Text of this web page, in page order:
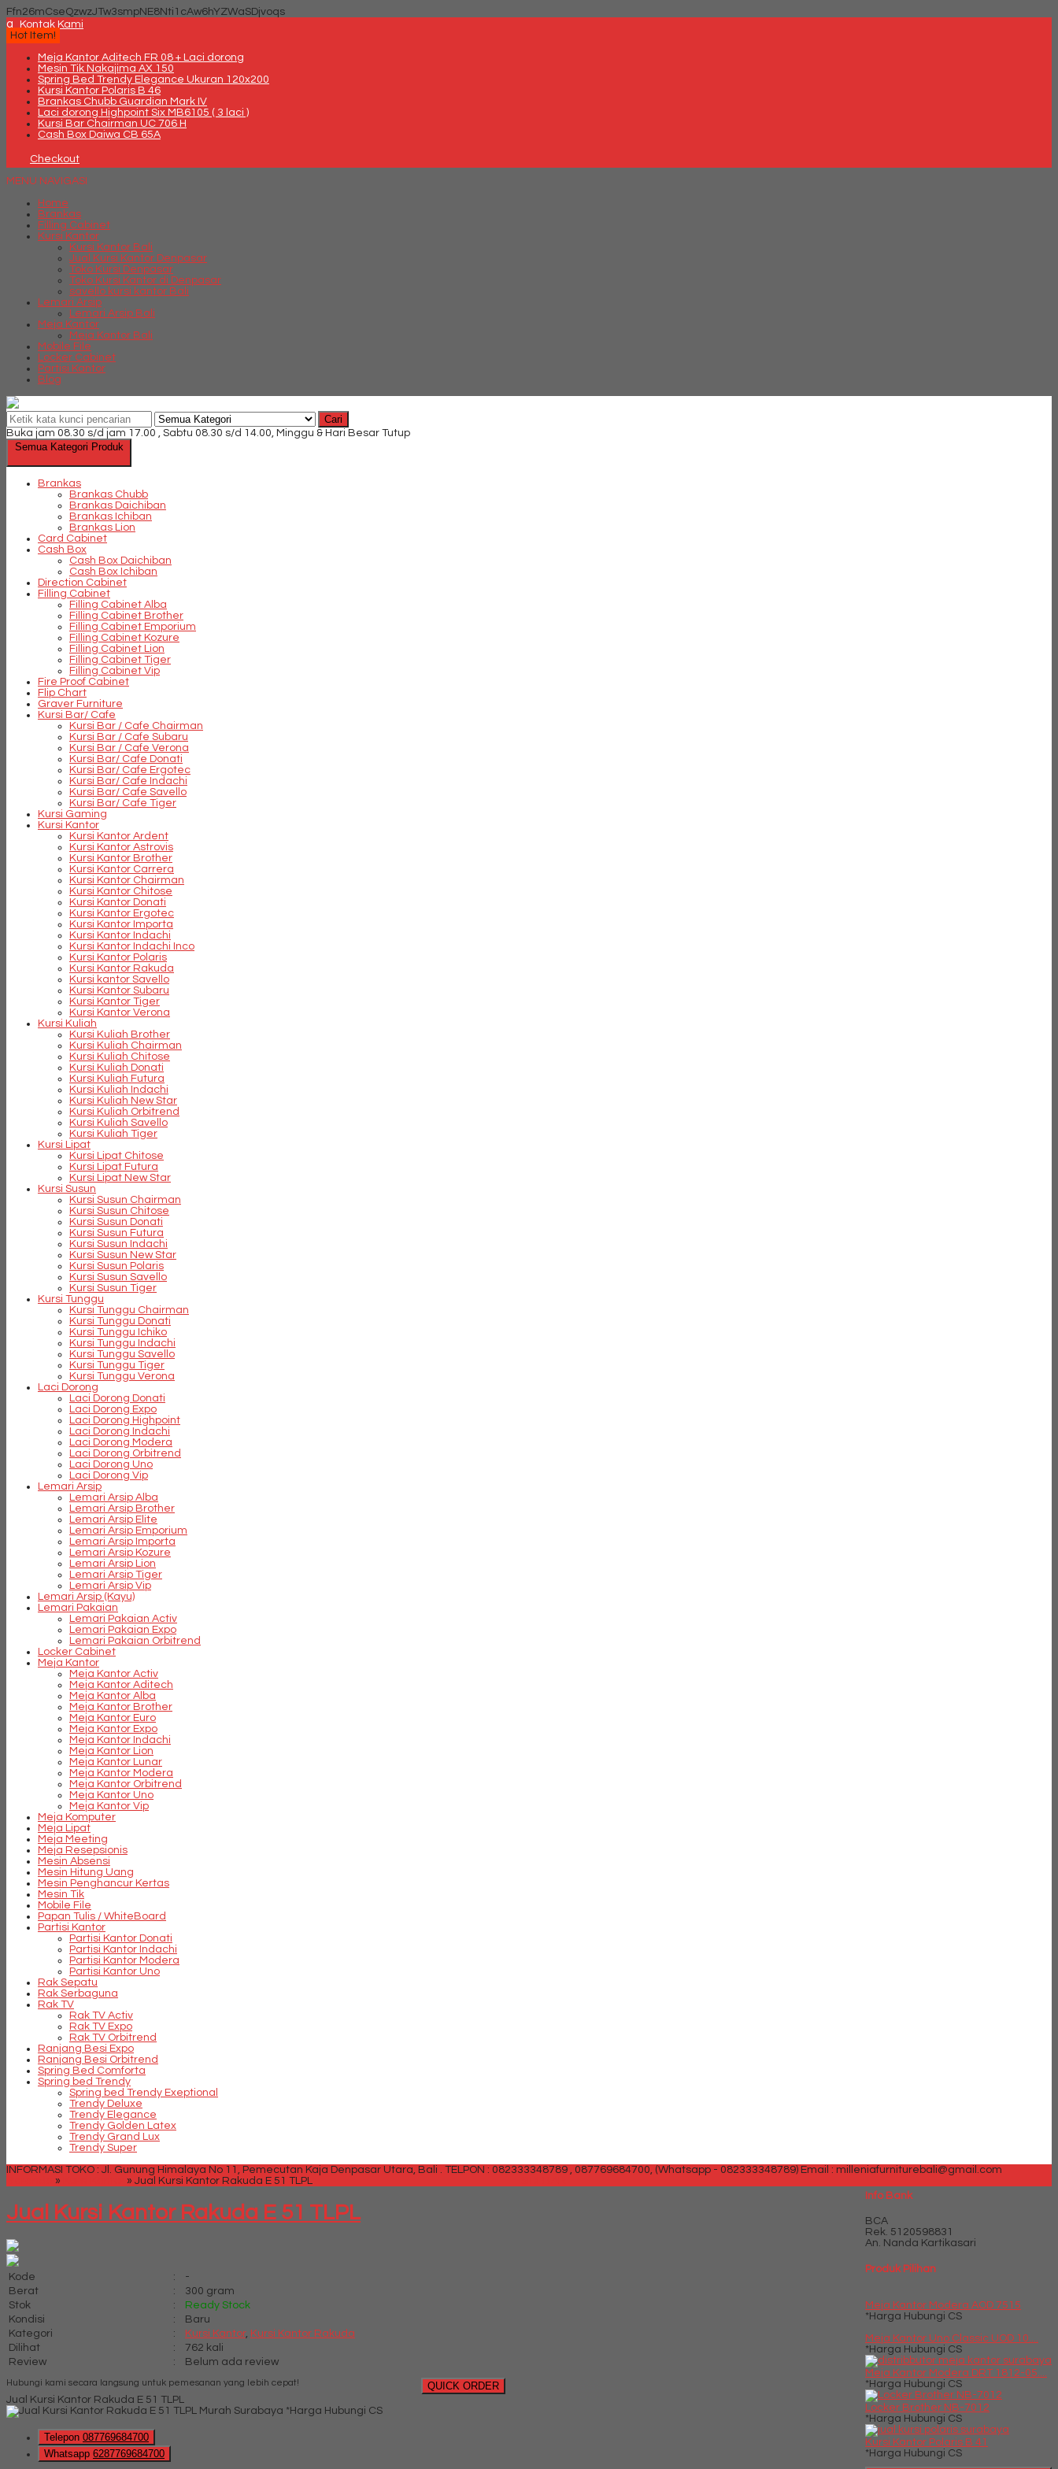
Ffn26mCseQzwzJTw3smpNE8Nti1cAw6hYZWaSDjvoqs
q
Kontak Kami
Hot Item!
Meja Kantor Aditech FR 08 + Laci dorong
Mesin Tik Nakajima AX 150
Spring Bed Trendy Elegance Ukuran 120x200
Kursi Kantor Polaris B 46
Brankas Chubb Guardian Mark IV
Laci dorong Highpoint Six MB6105 ( 3 laci )
Kursi Bar Chairman UC 706 H
Cash Box Daiwa CB 65A
Checkout
MENU NAVIGASI
Home
Brankas
Filling Cabinet
Kursi Kantor
Kursi Kantor Bali
Jual Kursi Kantor Denpasar
Toko Kursi Denpasar
Toko Kursi Kantor di Denpasar
savello kursi kantor Bali
Lemari Arsip
Lemari Arsip Bali
Meja Kantor
Meja Kantor Bali
Mobile File
Locker Cabinet
Partisi Kantor
Blog
Cari
Buka jam 08.30 s/d jam 17.00 , Sabtu 08.30 s/d 14.00, Minggu & Hari Besar Tutup
Semua Kategori Produk
Brankas
Brankas Chubb
Brankas Daichiban
Brankas Ichiban
Brankas Lion
Card Cabinet
Cash Box
Cash Box Daichiban
Cash Box Ichiban
Direction Cabinet
Filling Cabinet
Filling Cabinet Alba
Filling Cabinet Brother
Filling Cabinet Emporium
Filling Cabinet Kozure
Filling Cabinet Lion
Filling Cabinet Tiger
Filling Cabinet Vip
Fire Proof Cabinet
Flip Chart
Graver Furniture
Kursi Bar/ Cafe
Kursi Bar / Cafe Chairman
Kursi Bar / Cafe Subaru
Kursi Bar / Cafe Verona
Kursi Bar/ Cafe Donati
Kursi Bar/ Cafe Ergotec
Kursi Bar/ Cafe Indachi
Kursi Bar/ Cafe Savello
Kursi Bar/ Cafe Tiger
Kursi Gaming
Kursi Kantor
Kursi Kantor Ardent
Kursi Kantor Astrovis
Kursi Kantor Brother
Kursi Kantor Carrera
Kursi Kantor Chairman
Kursi Kantor Chitose
Kursi Kantor Donati
Kursi Kantor Ergotec
Kursi Kantor Importa
Kursi Kantor Indachi
Kursi Kantor Indachi Inco
Kursi Kantor Polaris
Kursi Kantor Rakuda
Kursi kantor Savello
Kursi Kantor Subaru
Kursi Kantor Tiger
Kursi Kantor Verona
Kursi Kuliah
Kursi Kuliah Brother
Kursi Kuliah Chairman
Kursi Kuliah Chitose
Kursi Kuliah Donati
Kursi Kuliah Futura
Kursi Kuliah Indachi
Kursi Kuliah New Star
Kursi Kuliah Orbitrend
Kursi Kuliah Savello
Kursi Kuliah Tiger
Kursi Lipat
Kursi Lipat Chitose
Kursi Lipat Futura
Kursi Lipat New Star
Kursi Susun
Kursi Susun Chairman
Kursi Susun Chitose
Kursi Susun Donati
Kursi Susun Futura
Kursi Susun Indachi
Kursi Susun New Star
Kursi Susun Polaris
Kursi Susun Savello
Kursi Susun Tiger
Kursi Tunggu
Kursi Tunggu Chairman
Kursi Tunggu Donati
Kursi Tunggu Ichiko
Kursi Tunggu Indachi
Kursi Tunggu Savello
Kursi Tunggu Tiger
Kursi Tunggu Verona
Laci Dorong
Laci Dorong Donati
Laci Dorong Expo
Laci Dorong Highpoint
Laci Dorong Indachi
Laci Dorong Modera
Laci Dorong Orbitrend
Laci Dorong Uno
Laci Dorong Vip
Lemari Arsip
Lemari Arsip Alba
Lemari Arsip Brother
Lemari Arsip Elite
Lemari Arsip Emporium
Lemari Arsip Importa
Lemari Arsip Kozure
Lemari Arsip Lion
Lemari Arsip Tiger
Lemari Arsip Vip
Lemari Arsip (Kayu)
Lemari Pakaian
Lemari Pakaian Activ
Lemari Pakaian Expo
Lemari Pakaian Orbitrend
Locker Cabinet
Meja Kantor
Meja Kantor Activ
Meja Kantor Aditech
Meja Kantor Alba
Meja Kantor Brother
Meja Kantor Euro
Meja Kantor Expo
Meja Kantor Indachi
Meja Kantor Lion
Meja Kantor Lunar
Meja Kantor Modera
Meja Kantor Orbitrend
Meja Kantor Uno
Meja Kantor Vip
Meja Komputer
Meja Lipat
Meja Meeting
Meja Resepsionis
Mesin Absensi
Mesin Hitung Uang
Mesin Penghancur Kertas
Mesin Tik
Mobile File
Papan Tulis / WhiteBoard
Partisi Kantor
Partisi Kantor Donati
Partisi Kantor Indachi
Partisi Kantor Modera
Partisi Kantor Uno
Rak Sepatu
Rak Serbaguna
Rak TV
Rak TV Activ
Rak TV Expo
Rak TV Orbitrend
Ranjang Besi Expo
Ranjang Besi Orbitrend
Spring Bed Comforta
Spring bed Trendy
Spring bed Trendy Exeptional
Trendy Deluxe
Trendy Elegance
Trendy Golden Latex
Trendy Grand Lux
Trendy Super
INFORMASI TOKO : Jl. Gunung Himalaya No 11, Pemecutan Kaja Denpasar Utara, Bali . TELPON : 082333348789 , 087769684700, (Whatsapp - 082333348789) Email : milleniafurniturebali@gmail.com
» » Jual Kursi Kantor Rakuda E 51 TLPL
Jual Kursi Kantor Rakuda E 51 TLPL
Kode :
-
Berat
:
300 gram
Stok
:
Ready Stock
Kondisi
:
Baru
Kategori
: Kursi Kantor, Kursi Kantor Rakuda
Dilihat
:
762 kali
Review
: Belum ada review
QUICK ORDER
Hubungi kami secara langsung untuk pemesanan yang lebih cepat!
Jual Kursi Kantor Rakuda E 51 TLPL
*Harga Hubungi CS
Telepon 087769684700
Whatsapp 6287769684700
Info Bank
BCA
Rek. 5120598831
An. Nanda Kartikasari
Produk Pilihan
Meja Kantor Modera AOD 7515
*Harga Hubungi CS
Meja Kantor Uno Classic UOD 10....
*Harga Hubungi CS
Meja Kantor Modera DRT 1812-05....
*Harga Hubungi CS
Locker Brother NB-7012
*Harga Hubungi CS
Kursi Kantor Polaris B 41
*Harga Hubungi CS